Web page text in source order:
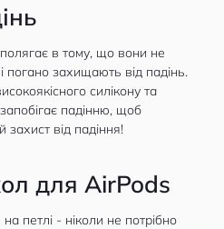
в тому, що вони не
захищають від падінь.
силікону та
падінню, щоб
від падіння!
для AirPods
петлі - ніколи не потрібно